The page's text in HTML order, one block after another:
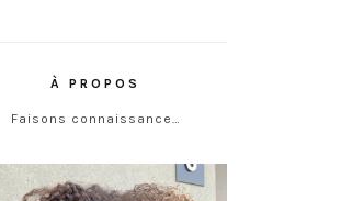
À PROPOS
Faisons connaissance…